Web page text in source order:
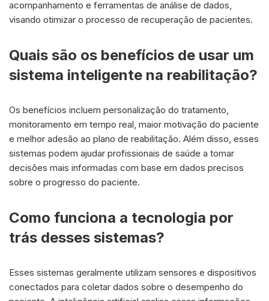
acompanhamento e ferramentas de análise de dados,
visando otimizar o processo de recuperação de pacientes.
Quais são os benefícios de usar um
sistema inteligente na reabilitação?
Os benefícios incluem personalização do tratamento,
monitoramento em tempo real, maior motivação do paciente
e melhor adesão ao plano de reabilitação. Além disso, esses
sistemas podem ajudar profissionais de saúde a tomar
decisões mais informadas com base em dados precisos
sobre o progresso do paciente.
Como funciona a tecnologia por
trás desses sistemas?
Esses sistemas geralmente utilizam sensores e dispositivos
conectados para coletar dados sobre o desempenho do